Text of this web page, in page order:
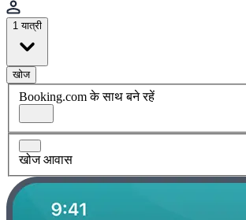
1 यात्री
खोज
Booking.com के साथ बने रहें
खोज आवास